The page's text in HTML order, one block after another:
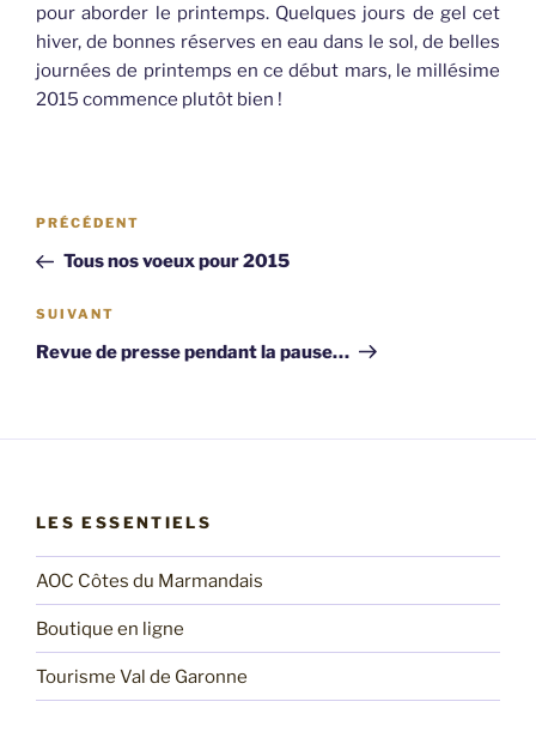
pour aborder le printemps. Quelques jours de gel cet
hiver, de bonnes réserves en eau dans le sol, de belles
journées de printemps en ce début mars, le millésime
2015 commence plutôt bien !
Navigation
l’article
Article
précédent
PRÉCÉDENT
Tous nos voeux pour 2015
Article
suivant
SUIVANT
Revue de presse pendant la pause…
LES ESSENTIELS
AOC Côtes du Marmandais
Boutique en ligne
Tourisme Val de Garonne